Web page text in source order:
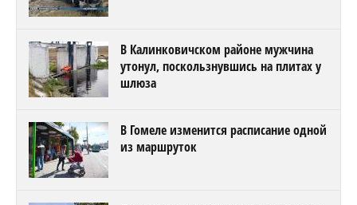
В Калинковичском районе мужчина
утонул, поскользнувшись на плитах у
шлюза
В Гомеле изменится расписание одной
из маршруток